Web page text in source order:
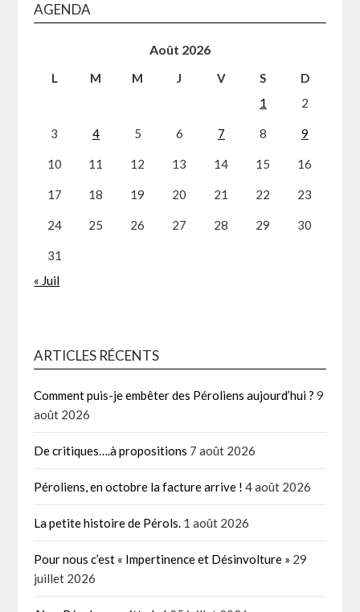
AGENDA
Août 2026
L M M J V S
D
1
2
3 4 5 6 7 8 9
10 11 12 13 14 15 16
17 18 19 20 21 22 23
24 25 26 27 28 29 30
31
« Juil
ARTICLES RÉCENTS
Comment puis-je embêter des Péroliens aujourd’hui ? 9
août 2026
De critiques….à propositions 7 août 2026
Péroliens, en octobre la facture arrive ! 4 août 2026
La petite histoire de Pérols. 1 août 2026
Pour nous c’est « Impertinence et Désinvolture » 29
juillet 2026